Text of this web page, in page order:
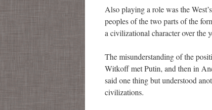
Also playing a role was the
peoples of the two parts of the
a civilizational character over the
The misunderstanding of the
Witkoff met Putin, and then in
said one thing but understood
civilizations.